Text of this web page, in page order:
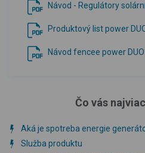
Návod - Regulátory
Produktový list power
Návod fencee power DUO
Čo vás
Aká je spotreba energie
Služba produktu